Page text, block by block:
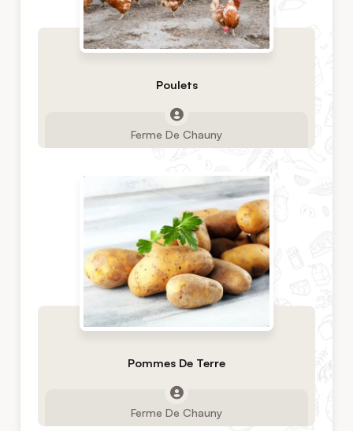
Poulets
Ferme De Chauny
Pommes De Terre
Ferme De Chauny